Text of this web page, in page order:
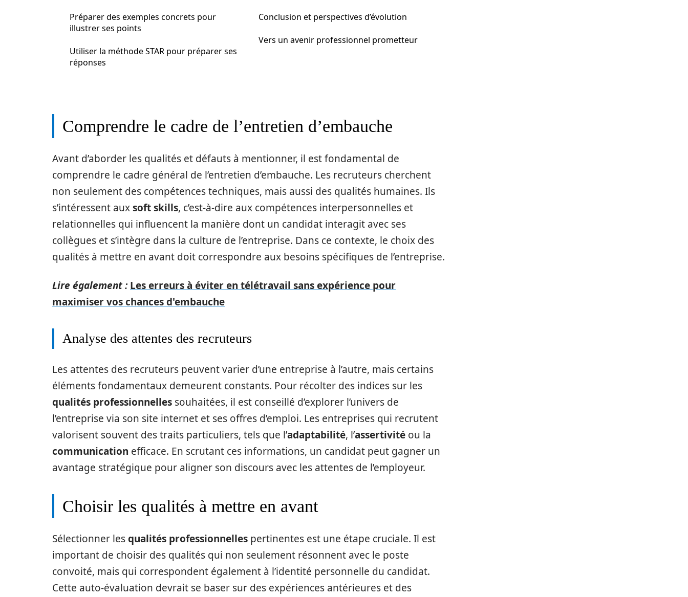
Préparer des exemples concrets pour
illustrer ses points
Utiliser la méthode STAR pour préparer ses
réponses
Conclusion et perspectives d’évolution
Vers un avenir professionnel prometteur
Comprendre le cadre de l’entretien d’embauche
Avant d’aborder les qualités et défauts à mentionner, il est fondamental de
comprendre le cadre général de l’entretien d’embauche. Les recruteurs cherchent
non seulement des compétences techniques, mais aussi des qualités humaines. Ils
s’intéressent auxsoft skills, c’est-à-dire aux compétences interpersonnelles et
relationnelles qui influencent la manière dont un candidat interagit avec ses
collègues et s’intègre dans la culture de l’entreprise. Dans ce contexte, le choix des
qualités à mettre en avant doit correspondre aux besoins spécifiques de l’entreprise.
Lire également : Les erreurs à éviter en télétravail sans expérience pour
maximiser vos chances d'embauche
Analyse des attentes des recruteurs
Les attentes des recruteurs peuvent varier d’une entreprise à l’autre, mais certains
éléments fondamentaux demeurent constants. Pour récolter des indices sur les
qualités professionnelles souhaitées, il est conseillé d’explorer l’univers de
l’entreprise via son site internet et ses offres d’emploi. Les entreprises qui recrutent
valorisent souvent des traits particuliers, tels que l’adaptabilité, l’assertivité ou la
communication efficace. En scrutant ces informations, un candidat peut gagner un
avantage stratégique pour aligner son discours avec les attentes de l’employeur.
Choisir les qualités à mettre en avant
Sélectionner lesqualités professionnelles pertinentes est une étape cruciale. Il est
important de choisir des qualités qui non seulement résonnent avec le poste
convoité, mais qui correspondent également à l’identité personnelle du candidat.
Cette auto-évaluation devrait se baser sur des expériences antérieures et des